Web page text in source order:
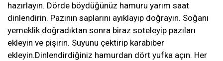
hazırlayın. Dörde böydüğünüz hamuru yarım saat
dinlendirin. Pazının saplarını ayıklayıp doğrayın. Soğanı
yemeklik doğradıktan sonra biraz soteleyip pazıları
ekleyin ve pişirin. Suyunu çektirip karabiber
ekleyin.Dinlendirdiğiniz hamurdan dört yufka açın. Her